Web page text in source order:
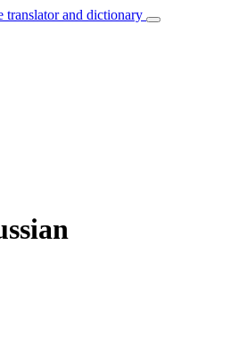
translator and dictionary